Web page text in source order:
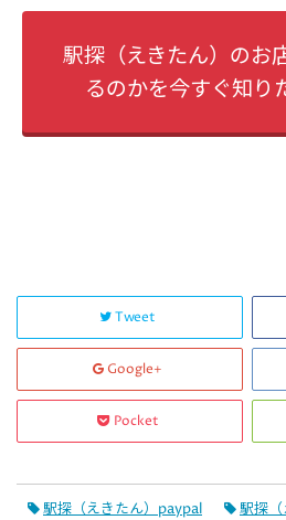
駅探（えきたん）のお
るのかを今すぐ知り
Tweet
Google+
Pocket
駅探（えきたん）paypal
駅探